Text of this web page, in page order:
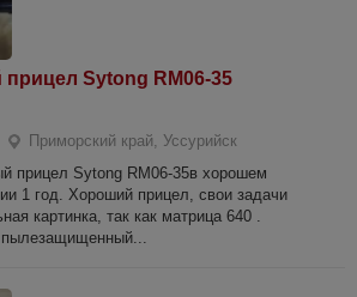
Sytong RM06-35
Приморский край, Уссурийск
прицел Sytong RM06-35в хорошем
1 год. Хороший прицел, свои задачи
картинка, так как матрица 640 .
пылезащищенный...